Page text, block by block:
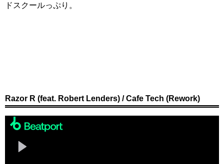
ドスクールっぷり。
Razor R (feat. Robert Lenders) / Cafe Tech (Rework)